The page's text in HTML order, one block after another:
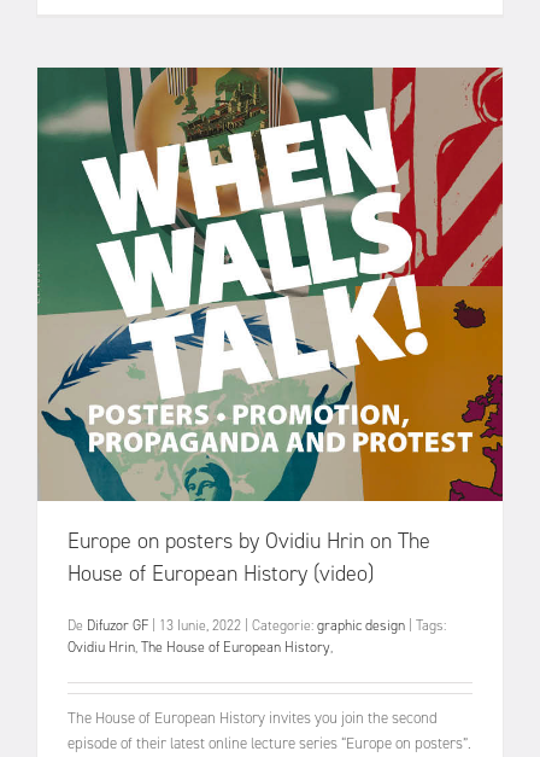
Europe on posters by Ovidiu Hrin on The
House of European History (video)
De Difuzor GF 13 Iunie, 2022 Categorie:graphic design Tags:
Ovidiu Hrin,The House of European History,
The House of European History invites you join the second
episode of their latest online lecture series “Europe on posters”.